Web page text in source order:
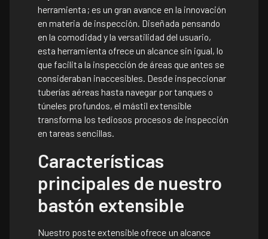
herramienta; es un gran avance en la innovación
en materia de inspección. Diseñada pensando
en la comodidad y la versatilidad del usuario,
esta herramienta ofrece un alcance sin igual, lo
que facilita la inspección de áreas que antes se
consideraban inaccesibles. Desde inspeccionar
tuberías aéreas hasta navegar por tanques o
túneles profundos, el mástil extensible
transforma los tediosos procesos de inspección
en tareas sencillas.
Características
principales de nuestro
bastón extensible
Nuestro poste extensible ofrece un alcance